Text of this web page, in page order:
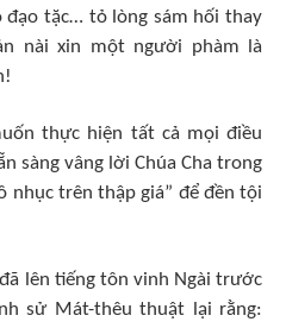
tặc… tỏ lòng sám hối thay
nài xin một người phàm là
thực hiện tất cả mọi điều
sàng vâng lời Chúa Cha trong
nhục trên thập giá” để đền tội
lên tiếng tôn vinh Ngài trước
sử Mát-thêu thuật lại rằng: